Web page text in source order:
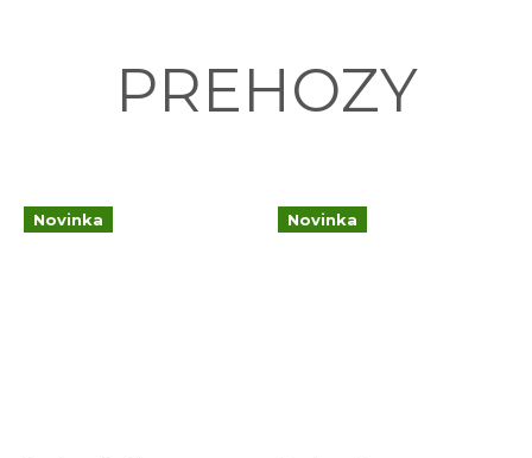
PREHOZY
Novinka Novinka